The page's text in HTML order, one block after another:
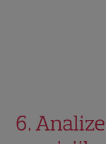
6.